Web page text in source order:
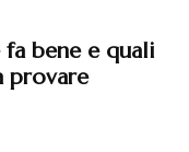
fa bene e quali
provare